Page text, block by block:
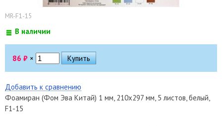
MR-F1-15
В наличии
86 ₽ ×
Добавить к сравнению
Фоамиран (Фом Эва Китай) 1 мм, 210х297 мм, 5 листов, белый,
F1-15